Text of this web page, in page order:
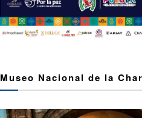
Museo Nacional de la